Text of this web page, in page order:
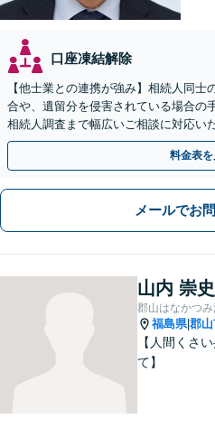
口座凍結解除
【他士業との連携が強み】相続人同
合や、遺留分を侵害されている場合の
相続人調査まで幅広いご相談に対応い
【出張相談OK】【LINE可】
料金表を
メールでお
山内 崇史
郡山はなかつ
福島県|郡
【人間くさ
て】